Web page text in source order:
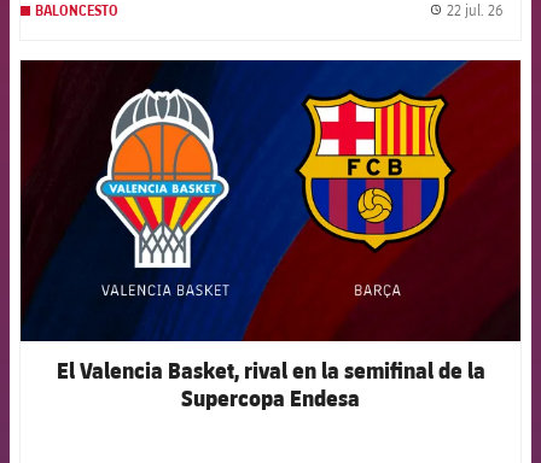
BALONCESTO 22 jul. 26
El Valencia Basket, rival en la semifinal de la
Supercopa Endesa